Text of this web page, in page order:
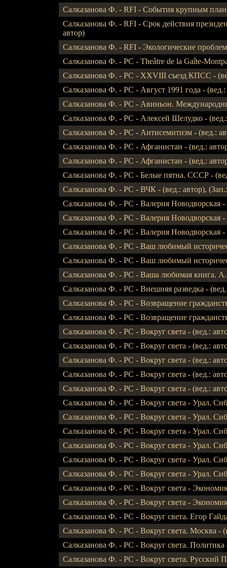
Салказанова Ф. - RFI - События крупным
Салказанова Ф. - RFI - Срок действия
автор)
Салказанова Ф. - RFI - Экологические
Салказанова Ф. - РС - Theâtre de la Gaîte-
Салказанова Ф. - РС - XXVIII съезд КПСС -
Салказанова Ф. - РС - Август 1991 года - (вед.:
Салказанова Ф. - РС - Авиньон.
Салказанова Ф. - РС - Алексей Шелудко -
Салказанова Ф. - РС - Антисемитизм - (вед.:
Салказанова Ф. - РС - Афганистан - (вед.:
Салказанова Ф. - РС - Афганистан - (вед.:
Салказанова Ф. - РС - Белые пятна. СССР -
Салказанова Ф. - РС - ВЧК - (вед.: автор),
Салказанова Ф. - РС - Валерия Новодворская -
Салказанова Ф. - РС - Валерия Новодворская -
Салказанова Ф. - РС - Валерия Новодворская -
Салказанова Ф. - РС - Ваш любимый
Салказанова Ф. - РС - Ваш любимый
Салказанова Ф. - РС - Ваша любимая книга. А.
Салказанова Ф. - РС - Внешняя разведка -
Салказанова Ф. - РС - Возвращение
Салказанова Ф. - РС - Возвращение
Салказанова Ф. - РС - Вокруг света - (вед.:
Салказанова Ф. - РС - Вокруг света - (вед.:
Салказанова Ф. - РС - Вокруг света - (вед.:
Салказанова Ф. - РС - Вокруг света - (вед.:
Салказанова Ф. - РС - Вокруг света - (вед.:
Салказанова Ф. - РС - Вокруг света - Урал.
Салказанова Ф. - РС - Вокруг света - Урал.
Салказанова Ф. - РС - Вокруг света - Урал.
Салказанова Ф. - РС - Вокруг света - Урал.
Салказанова Ф. - РС - Вокруг света - Урал.
Салказанова Ф. - РС - Вокруг света - Урал.
Салказанова Ф. - РС - Вокруг света -
Салказанова Ф. - РС - Вокруг света -
Салказанова Ф. - РС - Вокруг света. Егор
Салказанова Ф. - РС - Вокруг света. Москва -
Салказанова Ф. - РС - Вокруг света. Политика
Салказанова Ф. - РС - Вокруг света. Русский